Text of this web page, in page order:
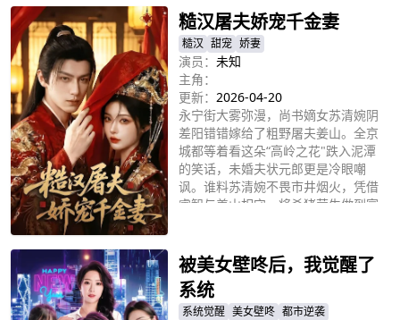
战后墨无渊登仙帝位，与苏清婉成婚
生女墨念婉。仙界突现虚空裂隙，墨
小宝吸收虚空之力觉醒混沌天脉关闭
裂隙，一家立下十年之约，静待虚空
浩劫守护仙界。
糙汉屠夫娇宠千金妻
糙汉 甜宠 娇妻
演员： 未知
主角：
更新： 2026-04-20
永宁街大雾弥漫，尚书嫡女苏清婉阴
差阳错错嫁给了粗野屠夫姜山。全京
城都等着看这朵“高岭之花"跌入泥潭
的笑话，未婚夫状元郎更是冷眼嘲
讽。谁料苏清婉不畏市井烟火，凭借
睿智与姜山相守，将杀猪营生做到富
打脸，收获热气腾腾的圆满人生。
被美女壁咚后，我觉醒了
系统
系统觉醒 美女壁咚 都市逆袭